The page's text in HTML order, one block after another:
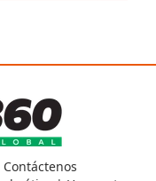
Contáctenos